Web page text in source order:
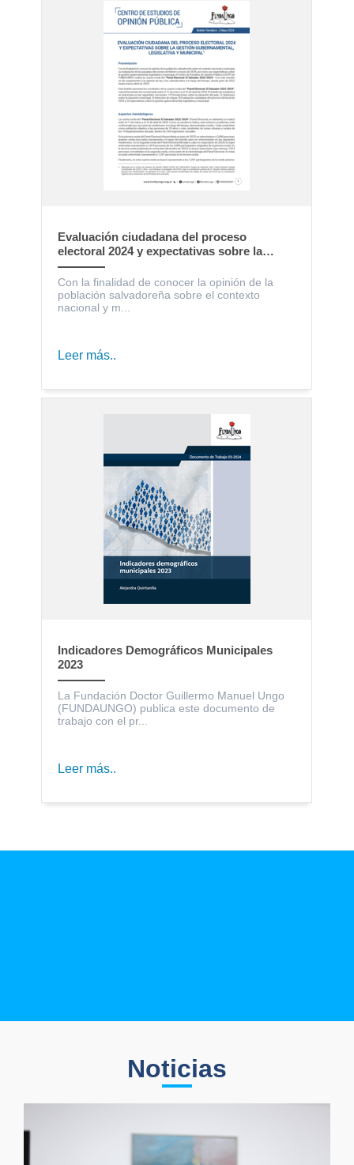
Evaluación ciudadana del proceso
electoral 2024 y expectativas sobre la
gestión gubernamental, legislativa y
municipal
Con la finalidad de conocer la opinión de la
población salvadoreña sobre el contexto
nacional y m...
Leer más..
Indicadores Demográficos Municipales
2023
La Fundación Doctor Guillermo Manuel Ungo
(FUNDAUNGO) publica este documento de
trabajo con el pr...
Leer más..
Noticias